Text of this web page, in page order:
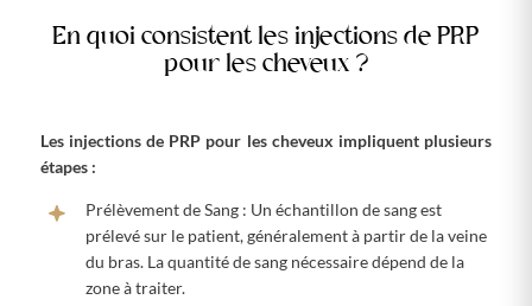
En quoi consistent les injections de PRP
pour les cheveux ?
Les injections de PRP pour les cheveux impliquent plusieurs
étapes :
Prélèvement de Sang : Un échantillon de sang est
prélevé sur le patient, généralement à partir de la veine
du bras. La quantité de sang nécessaire dépend de la
zone à traiter.